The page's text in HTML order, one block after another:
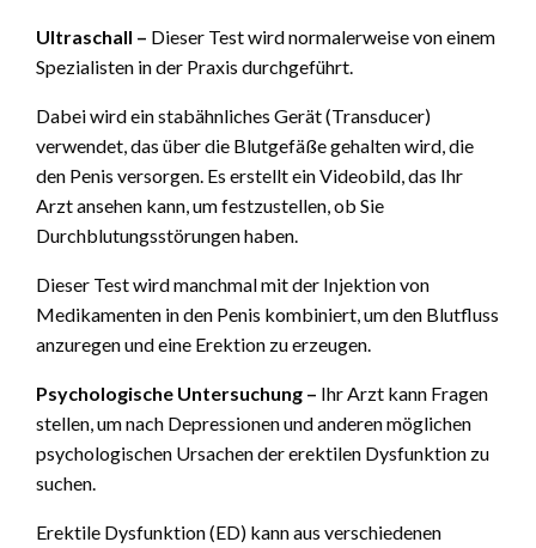
Ultraschall – Dieser Test wird normalerweise von einem
Spezialisten in der Praxis durchgeführt.
Dabei wird ein stabähnliches Gerät (Transducer)
verwendet, das über die Blutgefäße gehalten wird, die
den Penis versorgen. Es erstellt ein Videobild, das Ihr
Arzt ansehen kann, um festzustellen, ob Sie
Durchblutungsstörungen haben.
Dieser Test wird manchmal mit der Injektion von
Medikamenten in den Penis kombiniert, um den Blutfluss
anzuregen und eine Erektion zu erzeugen.
Psychologische Untersuchung – Ihr Arzt kann Fragen
stellen, um nach Depressionen und anderen möglichen
psychologischen Ursachen der erektilen Dysfunktion zu
suchen.
Erektile Dysfunktion (ED) kann aus verschiedenen